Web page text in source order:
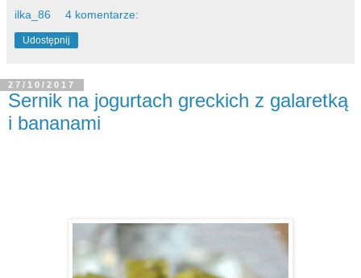
ilka_86 4 komentarze:
Udostępnij
27/10/2017
Sernik na jogurtach greckich z galaretką
i bananami